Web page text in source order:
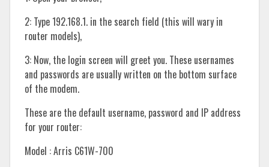
2: Type 192.168.1. in the search field (this will wary in
router models),
3: Now, the login screen will greet you. These usernames
and passwords are usually written on the bottom surface
of the modem.
These are the default username, password and IP address
for your router:
Model : Arris C61W-700